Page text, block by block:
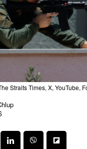
Straits Times, X, YouTube,